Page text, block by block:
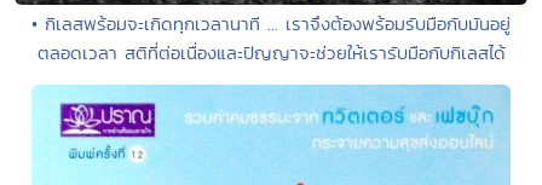
• กิเลสพร้อมจะเกิดทุกเวลานาที ... เราจึงต้องพร้อมรับมือกับมันอยู่
ตลอดเวลา สติที่ต่อเนื่องและปัญญาจะช่วยให้เรารับมือกับกิเลสได้